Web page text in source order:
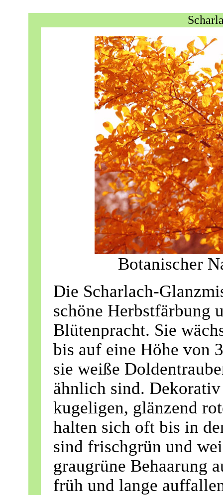
Botanischer
Die Scharlach-
schöne Herbstfärbung
Blütenpracht. Sie
bis auf eine Höhe von
sie weiße
ähnlich sind.
kugeligen, glänzend
halten sich oft bis in
sind frischgrün und
graugrüne Behaarung
früh und lange